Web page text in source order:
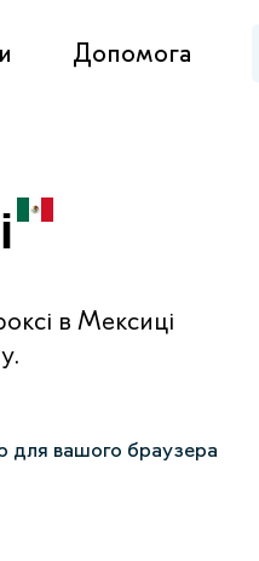
Допомога
в Мексиці
для вашого браузера